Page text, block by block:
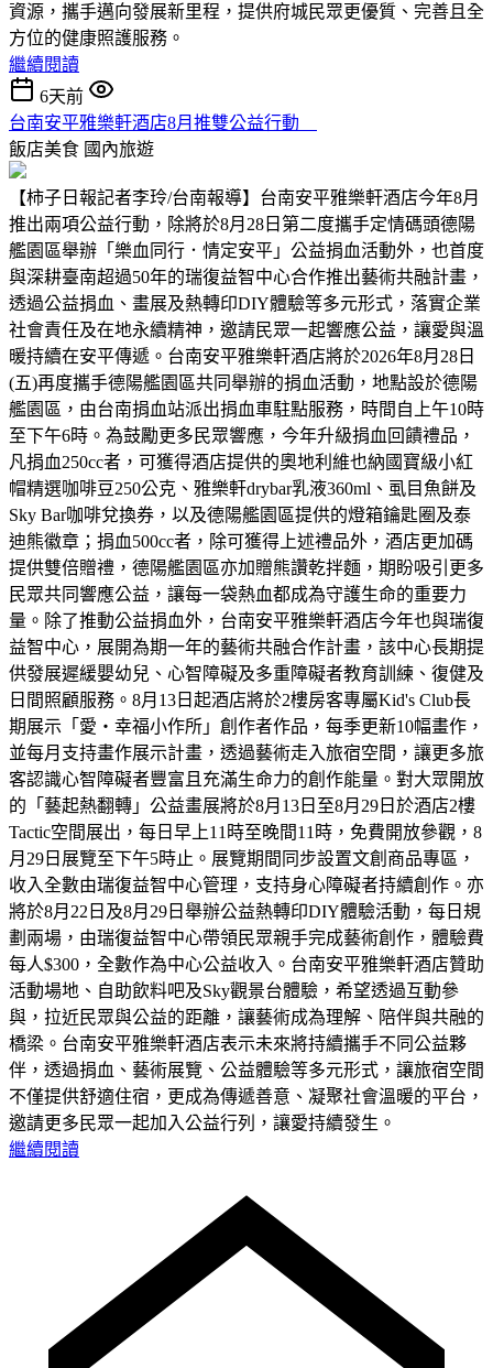
資源，攜手邁向發展新里程，提供府城民眾更優質、完善且全
方位的健康照護服務。
繼續閱讀
6天前
台南安平雅樂軒酒店8月推雙公益行動
飯店美食 國內旅遊
【柿子日報記者李玲/台南報導】台南安平雅樂軒酒店今年8月
推出兩項公益行動，除將於8月28日第二度攜手定情碼頭德陽
艦園區舉辦「樂血同行．情定安平」公益捐血活動外，也首度
與深耕臺南超過50年的瑞復益智中心合作推出藝術共融計畫，
透過公益捐血、畫展及熱轉印DIY體驗等多元形式，落實企業
社會責任及在地永續精神，邀請民眾一起響應公益，讓愛與溫
暖持續在安平傳遞。台南安平雅樂軒酒店將於2026年8月28日
(五)再度攜手德陽艦園區共同舉辦的捐血活動，地點設於德陽
艦園區，由台南捐血站派出捐血車駐點服務，時間自上午10時
至下午6時。為鼓勵更多民眾響應，今年升級捐血回饋禮品，
凡捐血250cc者，可獲得酒店提供的奧地利維也納國寶級小紅
帽精選咖啡豆250公克、雅樂軒drybar乳液360ml、虱目魚餅及
Sky Bar咖啡兌換券，以及德陽艦園區提供的燈箱鑰匙圈及泰
迪熊徽章；捐血500cc者，除可獲得上述禮品外，酒店更加碼
提供雙倍贈禮，德陽艦園區亦加贈熊讚乾拌麵，期盼吸引更多
民眾共同響應公益，讓每一袋熱血都成為守護生命的重要力
量。除了推動公益捐血外，台南安平雅樂軒酒店今年也與瑞復
益智中心，展開為期一年的藝術共融合作計畫，該中心長期提
供發展遲緩嬰幼兒、心智障礙及多重障礙者教育訓練、復健及
日間照顧服務。8月13日起酒店將於2樓房客專屬Kid's Club長
期展示「愛・幸福小作所」創作者作品，每季更新10幅畫作，
並每月支持畫作展示計畫，透過藝術走入旅宿空間，讓更多旅
客認識心智障礙者豐富且充滿生命力的創作能量。對大眾開放
的「藝起熱翻轉」公益畫展將於8月13日至8月29日於酒店2樓
Tactic空間展出，每日早上11時至晚間11時，免費開放參觀，8
月29日展覽至下午5時止。展覽期間同步設置文創商品專區，
收入全數由瑞復益智中心管理，支持身心障礙者持續創作。亦
將於8月22日及8月29日舉辦公益熱轉印DIY體驗活動，每日規
劃兩場，由瑞復益智中心帶領民眾親手完成藝術創作，體驗費
每人$300，全數作為中心公益收入。台南安平雅樂軒酒店贊助
活動場地、自助飲料吧及Sky觀景台體驗，希望透過互動參
與，拉近民眾與公益的距離，讓藝術成為理解、陪伴與共融的
橋梁。台南安平雅樂軒酒店表示未來將持續攜手不同公益夥
伴，透過捐血、藝術展覽、公益體驗等多元形式，讓旅宿空間
不僅提供舒適住宿，更成為傳遞善意、凝聚社會溫暖的平台，
邀請更多民眾一起加入公益行列，讓愛持續發生。
繼續閱讀